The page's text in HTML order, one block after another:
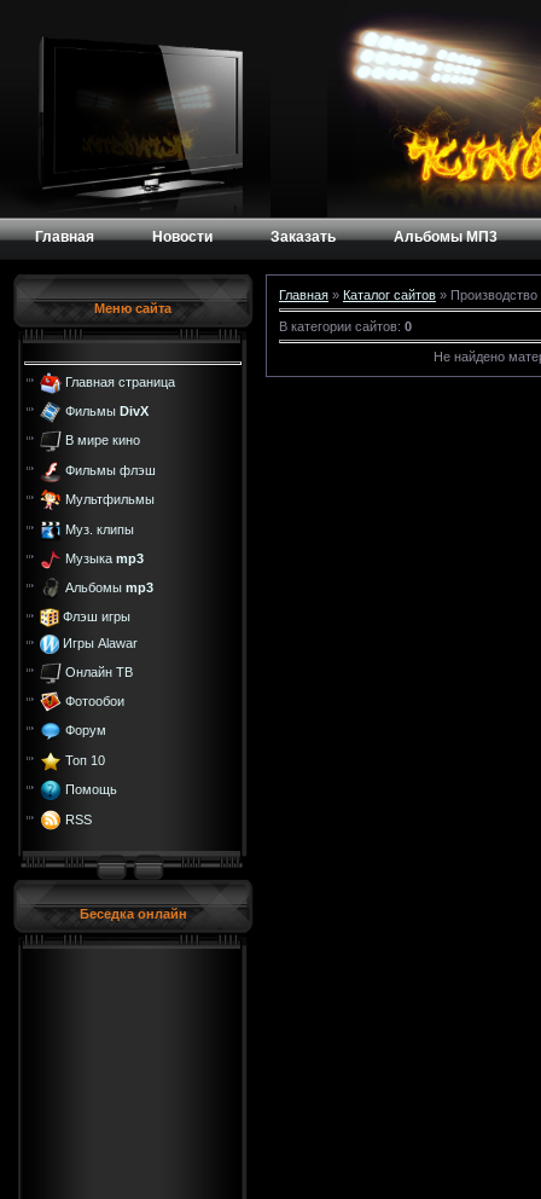
Главная Новости Заказать Альбомы МП3
Меню сайта
Главная страница
Фильмы DivX
В мире кино
Фильмы флэш
Мультфильмы
Муз. клипы
Музыка mp3
Альбомы mp3
Флэш игры
Игры Alawar
Онлайн ТВ
Фотообои
Форум
Топ 10
Помощь
RSS
Беседка онлайн
Главная » Каталог сайтов » Производство
В категории сайтов: 0
Не найдено